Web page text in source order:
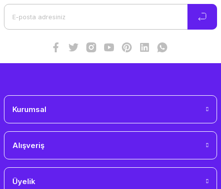
Kurumsal
Alışveriş
Üyelik